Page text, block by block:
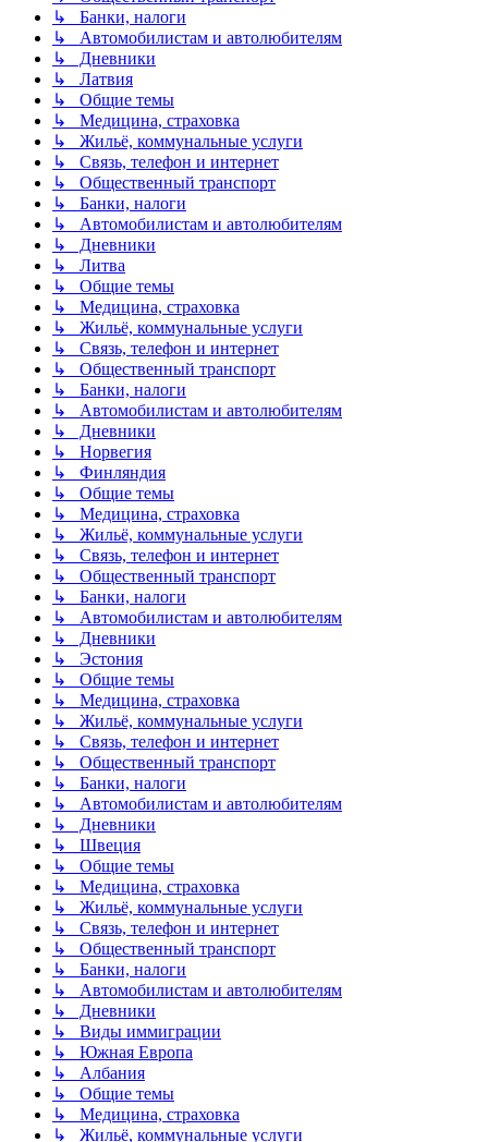
↳ Банки, налоги
↳ Автомобилистам и автолюбителям
↳ Дневники
↳ Латвия
↳ Общие темы
↳ Медицина, страховка
↳ Жильё, коммунальные услуги
↳ Связь, телефон и интернет
↳ Общественный транспорт
↳ Банки, налоги
↳ Автомобилистам и автолюбителям
↳ Дневники
↳ Литва
↳ Общие темы
↳ Медицина, страховка
↳ Жильё, коммунальные услуги
↳ Связь, телефон и интернет
↳ Общественный транспорт
↳ Банки, налоги
↳ Автомобилистам и автолюбителям
↳ Дневники
↳ Норвегия
↳ Финляндия
↳ Общие темы
↳ Медицина, страховка
↳ Жильё, коммунальные услуги
↳ Связь, телефон и интернет
↳ Общественный транспорт
↳ Банки, налоги
↳ Автомобилистам и автолюбителям
↳ Дневники
↳ Эстония
↳ Общие темы
↳ Медицина, страховка
↳ Жильё, коммунальные услуги
↳ Связь, телефон и интернет
↳ Общественный транспорт
↳ Банки, налоги
↳ Автомобилистам и автолюбителям
↳ Дневники
↳ Швеция
↳ Общие темы
↳ Медицина, страховка
↳ Жильё, коммунальные услуги
↳ Связь, телефон и интернет
↳ Общественный транспорт
↳ Банки, налоги
↳ Автомобилистам и автолюбителям
↳ Дневники
↳ Виды иммиграции
↳ Южная Европа
↳ Албания
↳ Общие темы
↳ Медицина, страховка
↳ Жильё, коммунальные услуги